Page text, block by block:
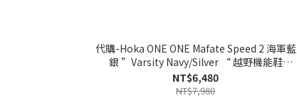
代購-Hoka ONE ONE Mafate Speed 2 海軍藍
銀 ”Varsity Navy/Silver “ 越野機能鞋
1126851-VYNV
NT$6,480
NT$7,980